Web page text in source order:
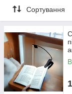
Сортування